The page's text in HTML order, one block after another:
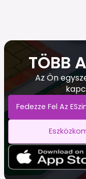
TÖBB
Az Ön
Fedezze Fel Az